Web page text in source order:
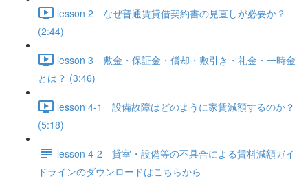
lesson 2 なぜ普通賃貸借契約書の見直しが必要か？
(2:44)
lesson 3 敷金・保証金・償却・敷引き・礼金・一時金
とは？ (3:46)
lesson 4-1 設備故障はどのように家賃減額するのか？
(5:18)
lesson 4-2 貸室・設備等の不具合による賃料減額ガイ
ドラインのダウンロードはこちらから